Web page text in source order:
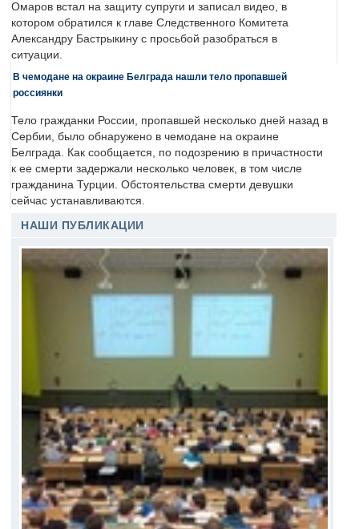
Омаров встал на защиту супруги и записал видео, в
котором обратился к главе Следственного Комитета
Александру Бастрыкину с просьбой разобраться в
ситуации.
В чемодане на окраине Белграда нашли тело пропавшей
россиянки
Тело гражданки России, пропавшей несколько дней назад в
Сербии, было обнаружено в чемодане на окраине
Белграда. Как сообщается, по подозрению в причастности
к ее смерти задержали несколько человек, в том числе
гражданина Турции. Обстоятельства смерти девушки
сейчас устанавливаются.
НАШИ ПУБЛИКАЦИИ